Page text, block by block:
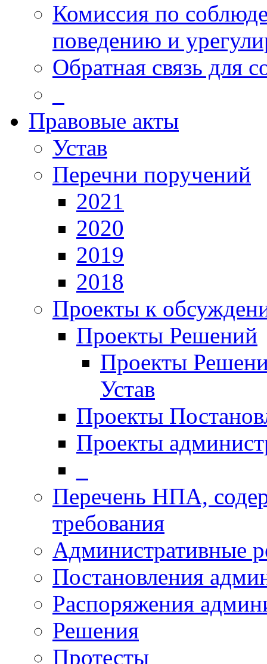
Комиссия по
поведению и
Обратная связь для
Правовые акты
Устав
Перечни поручений
2021
2020
2019
2018
Проекты к
Проекты Решений
Проекты
Устав
Проекты
Проекты
Перечень НПА,
требования
Административные
Постановления
Распоряжения
Решения
Протесты